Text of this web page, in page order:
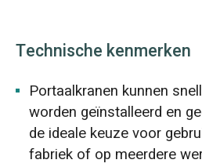
Technische kenmerken
Portaalkranen kunnen
worden geïnstalleerd en
de ideale keuze voor
fabriek of op meerdere